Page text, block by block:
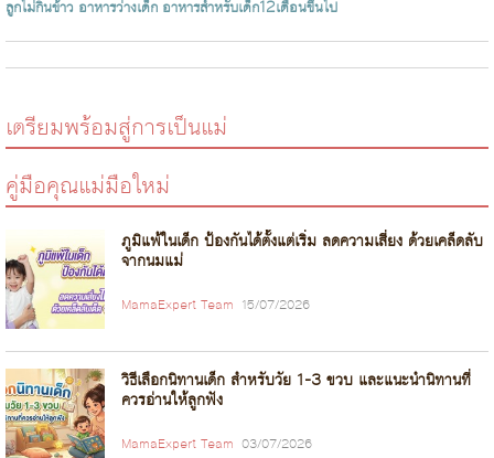
ลูกไม่กินข้าว อาหารว่างเด็ก อาหารสำหรับเด็ก12เดือนขึ้นไป
เตรียมพร้อมสู่การเป็นแม่
คู่มือคุณแม่มือใหม่
ภูมิแพ้ในเด็ก ป้องกันได้ตั้งแต่เริ่ม ลดความเสี่ยง ด้วยเคล็ดลับ
จากนมแม่
MamaExpert Team 15/07/2026
วิธีเลือกนิทานเด็ก สำหรับวัย 1-3 ขวบ และแนะนำนิทานที่
ควรอ่านให้ลูกฟัง
MamaExpert Team 03/07/2026